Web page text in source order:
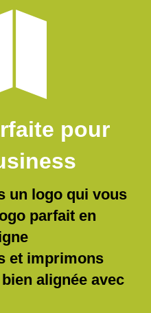
pour
un logo qui vous
parfait en
et imprimons
alignée avec